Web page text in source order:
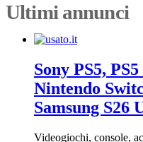
Ultimi annunci
Sony PS5,
Nintendo
Samsung S26
Videogiochi, console,